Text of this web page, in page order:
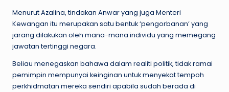
Menurut Azalina, tindakan Anwar yang juga Menteri
Kewangan itu merupakan satu bentuk ‘pengorbanan’ yang
jarang dilakukan oleh mana-mana individu yang memegang
jawatan tertinggi negara.
Beliau menegaskan bahawa dalam realiti politik, tidak ramai
pemimpin mempunyai keinginan untuk menyekat tempoh
perkhidmatan mereka sendiri apabila sudah berada di